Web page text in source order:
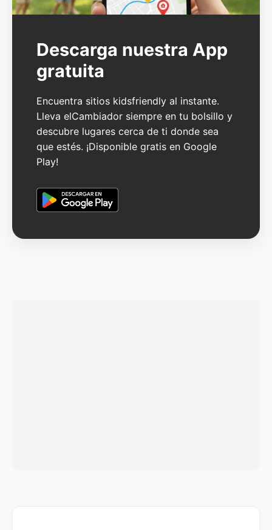
Descarga nuestra App
gratuita
Encuentra sitios kidsfriendly al instante.
Lleva elCambiador siempre en tu bolsillo y
descubre lugares cerca de ti donde sea
que estés. ¡Disponible gratis en Google
Play!